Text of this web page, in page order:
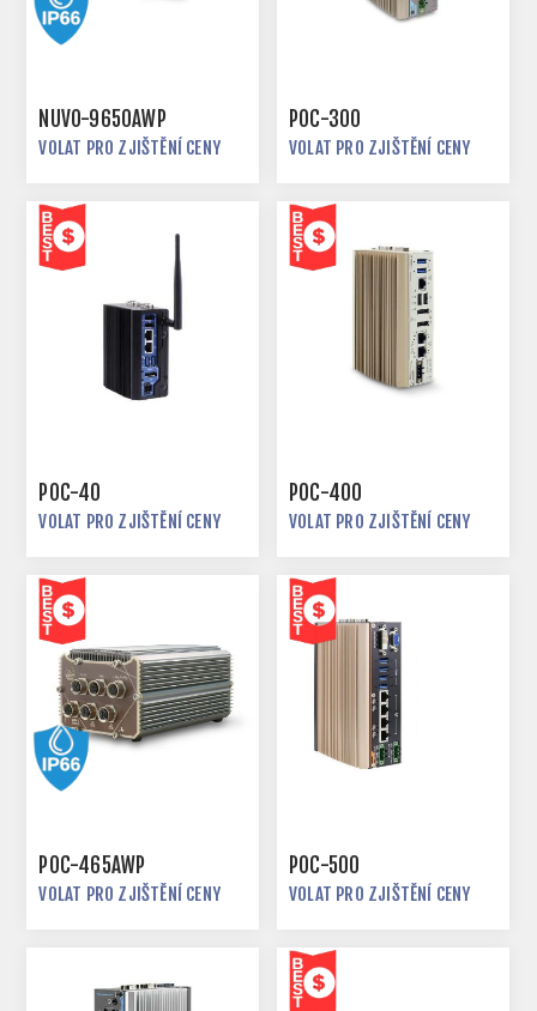
NUVO-9650AWP
VOLAT PRO ZJIŠTĚNÍ CENY
POC-300
VOLAT PRO ZJIŠTĚNÍ CENY
POC-40
VOLAT PRO ZJIŠTĚNÍ CENY
POC-400
VOLAT PRO ZJIŠTĚNÍ CENY
POC-465AWP
VOLAT PRO ZJIŠTĚNÍ CENY
POC-500
VOLAT PRO ZJIŠTĚNÍ CENY